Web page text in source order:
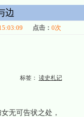
边
点击： 0次
标签： 读史札记
无可告状之处，